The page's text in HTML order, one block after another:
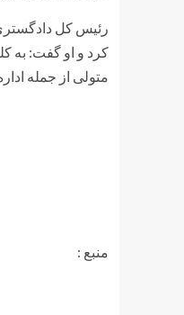
رئیس کل
کرد و او گفت: به
متولی از جمله
منبع :